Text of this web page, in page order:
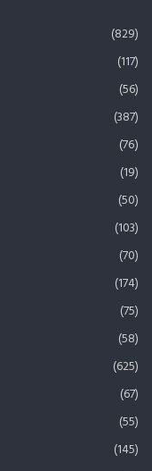
(829)
(117)
(56)
(387)
(76)
(19)
(50)
(103)
(70)
(174)
(75)
(58)
(625)
(67)
(55)
(145)